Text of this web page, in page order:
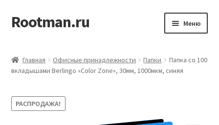
Перейти
к
Перейти
к
Rootman.ru Меню
Офисные принадлежности
Бумажная продукция для офиса
Главная Офисные принадлежности Папки
Папка со 100
вкладышами Berlingo «Color Zone», 30мм, 1000мкм, синяя
РАСПРОДАЖА!